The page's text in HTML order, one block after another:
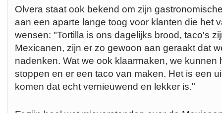
Olvera staat ook bekend om zijn
aan een aparte lange toog voor klanten die het
wensen: "Tortilla is ons dagelijks brood, taco's
Mexicanen, zijn er zo gewoon aan geraakt dat
nadenken. Wat we ook klaarmaken, we kunnen
stoppen en er een taco van maken. Het is een
komen dat echt vernieuwend en lekker is."